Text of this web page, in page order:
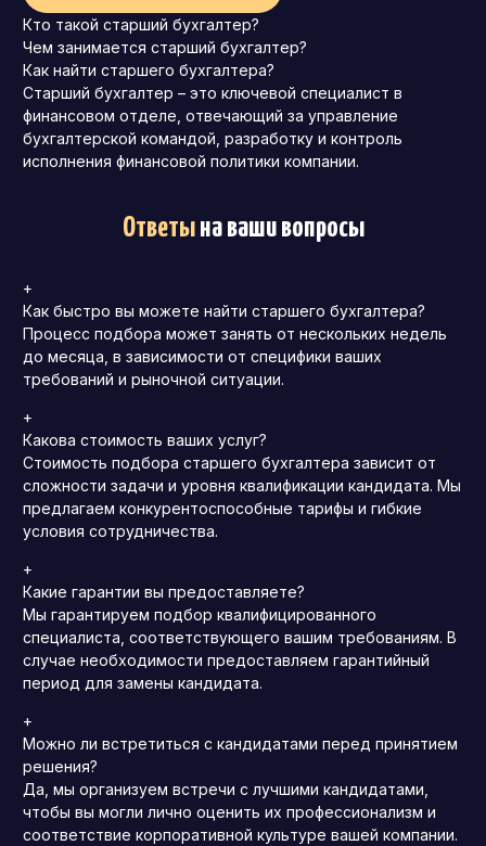
Кто такой старший бухгалтер?
Чем занимается старший бухгалтер?
Как найти старшего бухгалтера?
Старший бухгалтер – это ключевой специалист в
финансовом отделе, отвечающий за управление
бухгалтерской командой, разработку и контроль
исполнения финансовой политики компании.
Ответына ваши вопросы
+
Как быстро вы можете найти старшего бухгалтера?
Процесс подбора может занять от нескольких недель
до месяца, в зависимости от специфики ваших
требований и рыночной ситуации.
+
Какова стоимость ваших услуг?
Стоимость подбора старшего бухгалтера зависит от
сложности задачи и уровня квалификации кандидата. Мы
предлагаем конкурентоспособные тарифы и гибкие
условия сотрудничества.
+
Какие гарантии вы предоставляете?
Мы гарантируем подбор квалифицированного
специалиста, соответствующего вашим требованиям. В
случае необходимости предоставляем гарантийный
период для замены кандидата.
+
Можно ли встретиться с кандидатами перед принятием
решения?
Да, мы организуем встречи с лучшими кандидатами,
чтобы вы могли лично оценить их профессионализм и
соответствие корпоративной культуре вашей компании.